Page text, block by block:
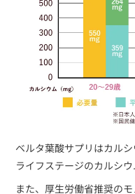
ベルタ葉酸サプリはカル
ライフステージのカルシ
また、厚生労働省推奨の